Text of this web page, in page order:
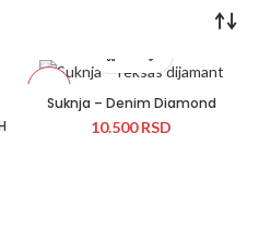
Suknja – Denim Diamond
10.500RSD